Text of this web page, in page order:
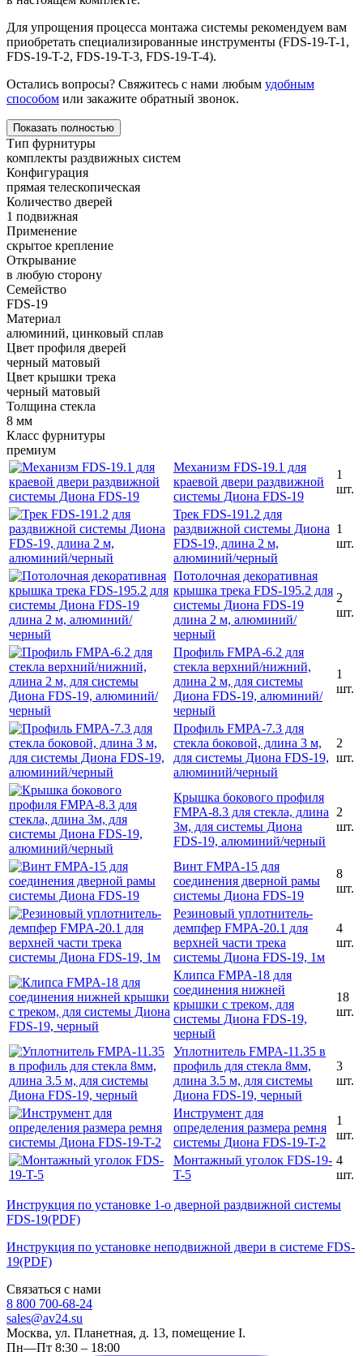
Для упрощения процесса монтажа системы рекомендуем вам
приобретать специализированные инструменты (FDS-19-T-1,
FDS-19-T-2, FDS-19-T-3, FDS-19-T-4).
Остались вопросы? Свяжитесь с нами любым удобным
способом или закажите обратный звонок.
Показать полностью
Тип фурнитуры
комплекты раздвижных систем
Конфигурация
прямая телескопическая
Количество дверей
1 подвижная
Применение
скрытое крепление
Открывание
в любую сторону
Семейство
FDS-19
Материал
алюминий, цинковый сплав
Цвет профиля дверей
черный матовый
Цвет крышки трека
черный матовый
Толщина стекла
8 мм
Класс фурнитуры
премиум
Механизм FDS-19.1 для
краевой двери раздвижной
системы Диона FDS-19
1
шт.
Трек FDS-191.2 для
раздвижной системы Диона
FDS-19, длина 2 м,
алюминий/черный
1
шт.
Потолочная декоративная
крышка трека FDS-195.2 для
системы Диона FDS-19
длина 2 м, алюминий/
черный
2
шт.
Профиль FMPA-6.2 для
стекла верхний/нижний,
длина 2 м, для системы
Диона FDS-19, алюминий/
черный
1
шт.
Профиль FMPA-7.3 для
стекла боковой, длина 3 м,
для системы Диона FDS-19,
алюминий/черный
2
шт.
Крышка бокового профиля
FMPA-8.3 для стекла, длина
3м, для системы Диона
FDS-19, алюминий/черный
2
шт.
Винт FMPA-15 для
соединения дверной рамы
системы Диона FDS-19
8
шт.
Резиновый уплотнитель-
демпфер FMPA-20.1 для
верхней части трека
системы Диона FDS-19, 1м
4
шт.
Клипса FMPA-18 для
соединения нижней
крышки с треком, для
системы Диона FDS-19,
черный
18
шт.
Уплотнитель FMPA-11.35 в
профиль для стекла 8мм,
длина 3.5 м, для системы
Диона FDS-19, черный
3
шт.
Инструмент для
определения размера ремня
системы Диона FDS-19-T-2
1
шт.
Монтажный уголок FDS-19-
T-5
4
шт.
Инструкция по установке 1-о дверной раздвижной системы
FDS-19(PDF)
Инструкция по установке неподвижной двери в системе FDS-
19(PDF)
Связаться с нами
8 800 700-68-24
sales@av24.su
Москва, ул. Планетная, д. 13, помещение I.
Пн—Пт 8:30 – 18:00